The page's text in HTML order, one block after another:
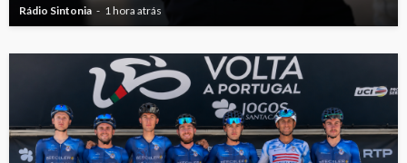
Rádio Sintonia 1 hora atrás